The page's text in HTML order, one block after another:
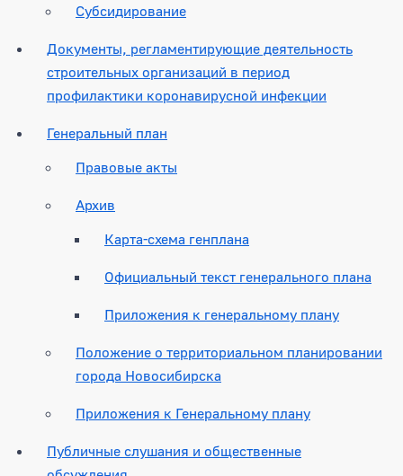
Субсидирование
Документы, регламентирующие деятельность
строительных организаций в период
профилактики коронавирусной инфекции
Генеральный план
Правовые акты
Архив
Карта-схема генплана
Официальный текст генерального плана
Приложения к генеральному плану
Положение о территориальном планировании
города Новосибирска
Приложения к Генеральному плану
Публичные слушания и общественные